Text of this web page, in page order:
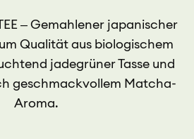
– Gemahlener japanischer
Qualität aus biologischem
jadegrüner Tasse und
geschmackvollem Matcha-
Aroma.